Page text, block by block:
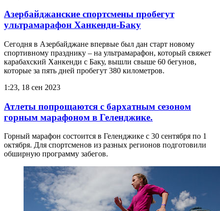
Азербайджанские спортсмены пробегут
ультрамарафон Ханкенди-Баку
Сегодня в Азербайджане впервые был дан старт новому
спортивному празднику – на ультрамарафон, который свяжет
карабахский Ханкенди с Баку, вышли свыше 60 бегунов,
которые за пять дней пробегут 380 километров.
1:23, 18 сен 2023
Атлеты попрощаются с бархатным сезоном
горным марафоном в Геленджике.
Горный марафон состоится в Геленджике с 30 сентября по 1
октября. Для спортсменов из разных регионов подготовили
обширную программу забегов.